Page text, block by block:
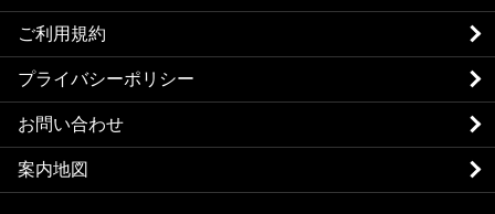
ご利用規約
プライバシーポリシー
お問い合わせ
案内地図